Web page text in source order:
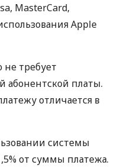
MasterCard,
Apple
требует
абонентской платы.
отличается в
системы
от суммы платежа.